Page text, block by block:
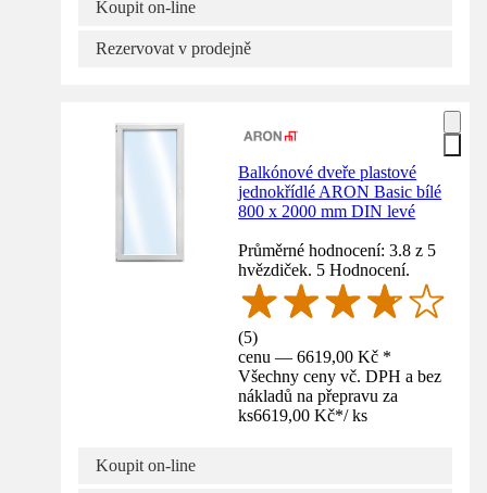
Koupit on-line
Rezervovat v prodejně
Balkónové dveře plastové
jednokřídlé ARON Basic bílé
800 x 2000 mm DIN levé
Průměrné hodnocení: 3.8 z 5
hvězdiček. 5 Hodnocení.
(5)
cenu — 6619,00 Kč *
Všechny ceny vč. DPH a bez
nákladů na přepravu za
ks6619,00 Kč*/ ks
Koupit on-line